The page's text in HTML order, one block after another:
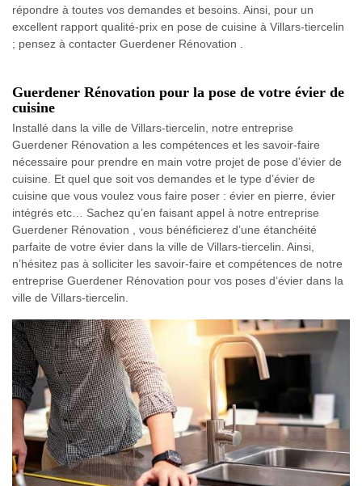
répondre à toutes vos demandes et besoins. Ainsi, pour un
excellent rapport qualité-prix en pose de cuisine à Villars-tiercelin
; pensez à contacter Guerdener Rénovation .
Guerdener Rénovation pour la pose de votre évier de
cuisine
Installé dans la ville de Villars-tiercelin, notre entreprise
Guerdener Rénovation a les compétences et les savoir-faire
nécessaire pour prendre en main votre projet de pose d’évier de
cuisine. Et quel que soit vos demandes et le type d’évier de
cuisine que vous voulez vous faire poser : évier en pierre, évier
intégrés etc… Sachez qu’en faisant appel à notre entreprise
Guerdener Rénovation , vous bénéficierez d’une étanchéité
parfaite de votre évier dans la ville de Villars-tiercelin. Ainsi,
n’hésitez pas à solliciter les savoir-faire et compétences de notre
entreprise Guerdener Rénovation pour vos poses d’évier dans la
ville de Villars-tiercelin.